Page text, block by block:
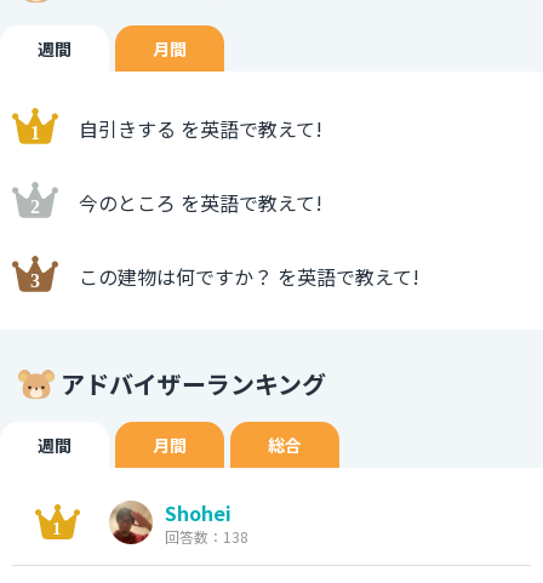
週間 月間
自引きする を英語で教えて!
今のところ を英語で教えて!
この建物は何ですか？ を英語で教えて!
アドバイザーランキング
週間 月間 総合
Shohei
回答数：138